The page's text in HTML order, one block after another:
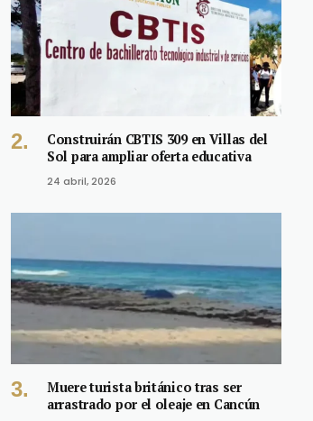
Construirán CBTIS 309 en Villas del
Sol para ampliar oferta educativa
24 abril, 2026
Muere turista británico tras ser
arrastrado por el oleaje en Cancún